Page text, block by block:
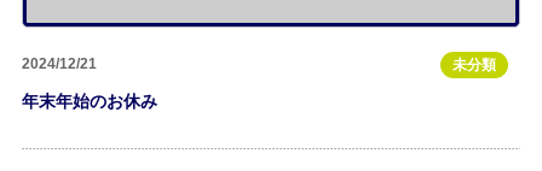
2024/12/21 未分類
年末年始のお休み